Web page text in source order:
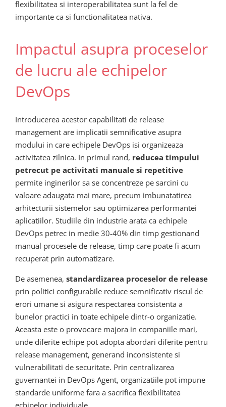
flexibilitatea si interoperabilitatea sunt la fel de
importante ca si functionalitatea nativa.
Impactul asupra proceselor
de lucru ale echipelor
DevOps
Introducerea acestor capabilitati de release
management are implicatii semnificative asupra
modului in care echipele DevOps isi organizeaza
activitatea zilnica. In primul rand, reducea timpului
petrecut pe activitati manuale si repetitive
permite inginerilor sa se concentreze pe sarcini cu
valoare adaugata mai mare, precum imbunatatirea
arhitecturii sistemelor sau optimizarea performantei
aplicatiilor. Studiile din industrie arata ca echipele
DevOps petrec in medie 30-40% din timp gestionand
manual procesele de release, timp care poate fi acum
recuperat prin automatizare.
De asemenea, standardizarea proceselor de release
prin politici configurabile reduce semnificativ riscul de
erori umane si asigura respectarea consistenta a
bunelor practici in toate echipele dintr-o organizatie.
Aceasta este o provocare majora in companiile mari,
unde diferite echipe pot adopta abordari diferite pentru
release management, generand inconsistente si
vulnerabilitati de securitate. Prin centralizarea
guvernantei in DevOps Agent, organizatiile pot impune
standarde uniforme fara a sacrifica flexibilitatea